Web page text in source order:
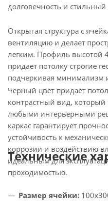
долговечность и
Открытая структура с
вентиляцию и делает
легким. Профиль
придает потолку строгие
подчеркивая минимализм
Черный цвет придает
контрастный вид, который
любыми интерьерными
каркас гарантирует
устойчивость к
коррозии и воздействию
идеальным для
проходимостью.
Технические
Размер ячейки: